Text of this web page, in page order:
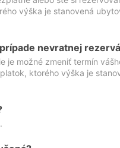
výška je stanovená
nevratnej
je možné zmeniť termín
ktorého výška je